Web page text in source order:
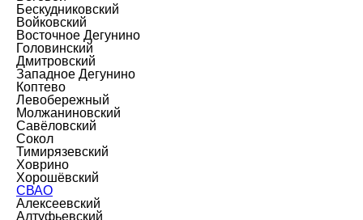
Бескудниковский
Войковский
Восточное Дегунино
Головинский
Дмитровский
Западное Дегунино
Коптево
Левобережный
Молжаниновский
Савёловский
Сокол
Тимирязевский
Ховрино
Хорошёвский
СВАО
Алексеевский
Алтуфьевский